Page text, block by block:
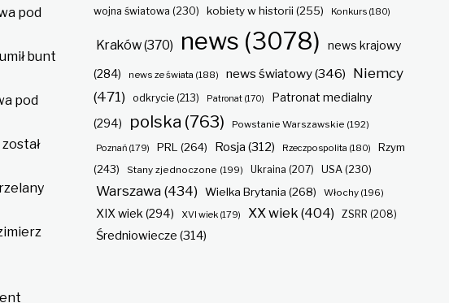
pod
bunt
pod
wojna światowa (230) kobiety w historii (255) Konkurs(180)
Kraków(370) news (3078) news krajowy
(284) news ze świata (188) news światowy(346) Niemcy
(471)
odkrycie(213) Patronat(170)
Patronat medialny
(294)
polska (763) Powstanie Warszawskie (192)
Poznań(179) PRL (264) Rosja (312) Rzeczpospolita (180)
Rzym
(243)
Stany zjednoczone (199) Ukraina (207) USA(230)
Warszawa(434) Wielka Brytania (268) Włochy(196)
XIX wiek (294) XVI wiek(179) XX wiek (404) ZSRR (208)
Średniowiecze (314)